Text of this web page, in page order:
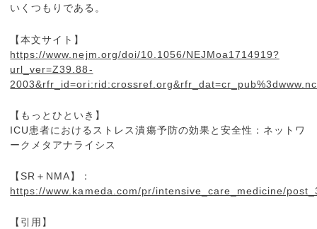
いくつもりである。
【本文サイト】
https://www.nejm.org/doi/10.1056/NEJMoa1714919?
url_ver=Z39.88-
【もっとひといき】
ICU患者におけるストレス潰瘍予防の効果と安全性：ネットワ
ークメタアナライシス
【SR＋NMA】：
https://www.kameda.com/pr/intensive_care_medicine/
【引用】